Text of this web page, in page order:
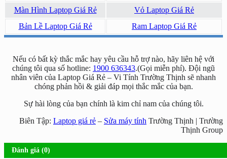
Màn Hình Laptop Giá Rẻ
Vỏ Laptop Giá Rẻ
Bản Lề Laptop Giá Rẻ
Ram Laptop Giá Rẻ
Nếu có bất kỳ thắc mắc hay yêu cầu hỗ trợ nào, hãy liên hệ với
chúng tôi qua số hotline: 1900 636343.(Gọi miễn phí). Đội ngũ
nhân viên của Laptop Giá Rẻ – Vi Tính Trường Thịnh sẽ nhanh
chóng phản hồi & giải đáp mọi thắc mắc của bạn.
Sự hài lòng của bạn chính là kim chỉ nam của chúng tôi.
Biên Tập: Laptop giá rẻ – Sửa máy tính Trường Thịnh | Trường
Thịnh Group
Đánh giá (0)